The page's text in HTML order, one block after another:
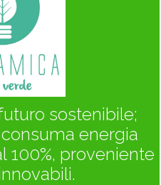
sostenibile;
energia
100%, proveniente